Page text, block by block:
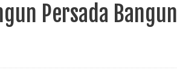
Persada Bangun